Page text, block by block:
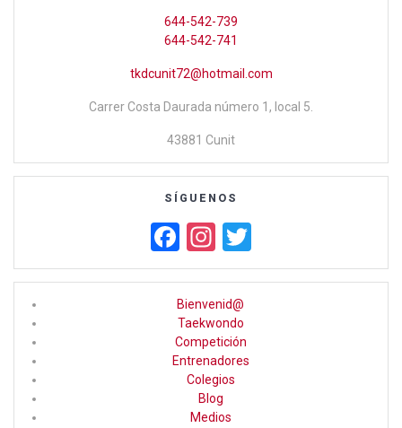
644-542-739
644-542-741
tkdcunit72@hotmail.com
Carrer Costa Daurada número 1, local 5.
43881 Cunit
SÍGUENOS
F
a
ce
b
o
o
k
In
st
a
gr
a
m
wi
Bienvenid@
Taekwondo
Competición
Entrenadores
Colegios
Blog
Medios